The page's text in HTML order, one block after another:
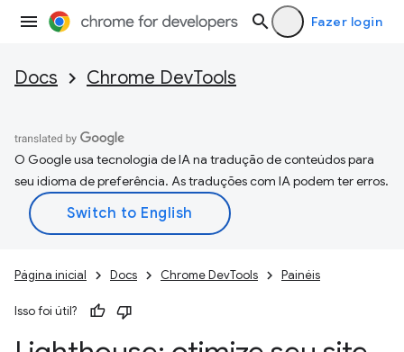
Fazer login
Docs Chrome DevTools
O Google usa tecnologia de IA na tradução de conteúdos para
seu idioma de preferência. As traduções com IA podem ter erros.
Página inicial Docs Chrome DevTools Painéis
Isso foi útil?